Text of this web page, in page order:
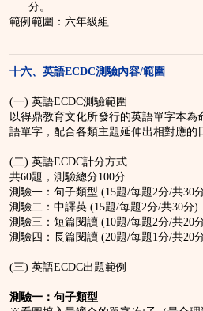
分。
範例範圍：六年級組
十六、英語ECDC測驗內容/範圍
(一) 英語ECDC測驗範圍
以得鼎教育文化所發行的英語單字本為
語單字，配合各類主題延伸出相對應的
(二) 英語ECDC計分方式
共60題，測驗總分100分
測驗一：句子類型 (15題/每題2分/共30
測驗二：中譯英 (15題/每題2分/共30分)
測驗三：短篇閱讀 (10題/每題2分/共20
測驗四：長篇閱讀 (20題/每題1分/共20
(三) 英語ECDC出題範例
測驗一：句子類型